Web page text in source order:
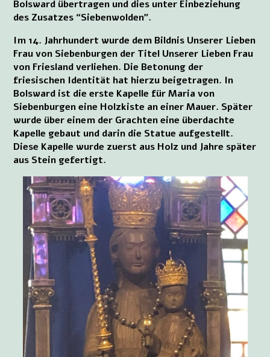
Bolsward übertragen und dies unter Einbeziehung
des Zusatzes “Siebenwolden”.
Im 14. Jahrhundert wurde dem Bildnis Unserer Lieben
Frau von Siebenburgen der Titel Unserer Lieben Frau
von Friesland verliehen. Die Betonung der
friesischen Identität hat hierzu beigetragen. In
Bolsward ist die erste Kapelle für Maria von
Siebenburgen eine Holzkiste an einer Mauer. Später
wurde über einem der Grachten eine überdachte
Kapelle gebaut und darin die Statue aufgestellt.
Diese Kapelle wurde zuerst aus Holz und Jahre später
aus Stein gefertigt.